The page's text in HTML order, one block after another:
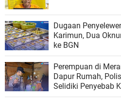
Dugaan
Karimun, Dua
ke BGN
Perempuan di
Dapur Rumah,
Selidiki Penyebab